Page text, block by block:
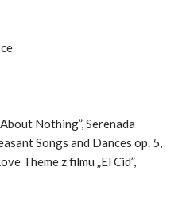
Nothing”, Serenada
Songs and Dances op. 5,
Theme z filmu „El Cid”,